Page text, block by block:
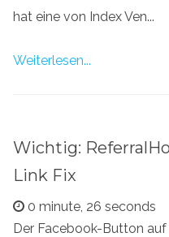
hat eine von Index Ven...
Weiterlesen...
Wichtig:
Link Fix
0 minute, 26 seconds
Der Facebook-Button